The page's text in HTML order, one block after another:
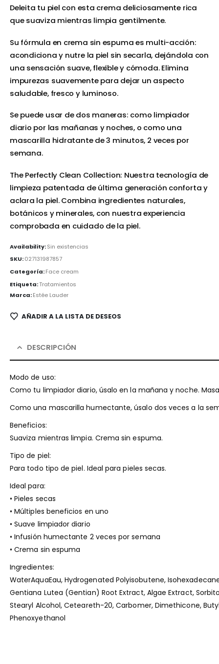
Deleita tu piel con esta crema deliciosamente rica
que suaviza mientras limpia gentilmente.
Su fórmula en crema sin espuma es multi-acción:
acondiciona y nutre la piel sin secarla, dejándola con
una sensación suave, flexible y cómoda. Elimina
impurezas suavemente para dejar un aspecto
saludable, fresco y luminoso.
Se puede usar de dos maneras: como limpiador
diario por las mañanas y noches, o como una
mascarilla hidratante de 3 minutos, 2 veces por
semana.
The Perfectly Clean Collection: Nuestra tecnología de
limpieza patentada de última generación conforta y
aclara la piel. Combina ingredientes naturales,
botánicos y minerales, con nuestra experiencia
comprobada en cuidado de la piel.
Availability:Sin existencias
SKU:027131987857
Categoría:Face cream
Etiqueta:Tratamientos
Marca:Estée Lauder
AÑADIR A LA LISTA DE DESEOS
DESCRIPCIÓN
Modo de uso:
Como tu limpiador diario, úsalo en la mañana y noche.
Como una mascarilla humectante, úsalo dos veces a la
Beneficios:
Suaviza mientras limpia. Crema sin espuma.
Tipo de piel:
Para todo tipo de piel. Ideal para pieles secas.
Ideal para:
• Pieles secas
• Múltiples beneficios en uno
• Suave limpiador diario
• Infusión humectante 2 veces por semana
• Crema sin espuma
Ingredientes:
WaterAquaEau, Hydrogenated Polyisobutene,
Gentiana Lutea (Gentian) Root Extract, Algae Extract,
Stearyl Alcohol, Ceteareth-20, Carbomer, Dimethicone,
Phenoxyethanol